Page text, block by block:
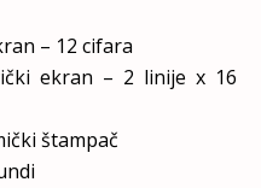
– 12 cifara
ekran – 2 linije x 16
štampač